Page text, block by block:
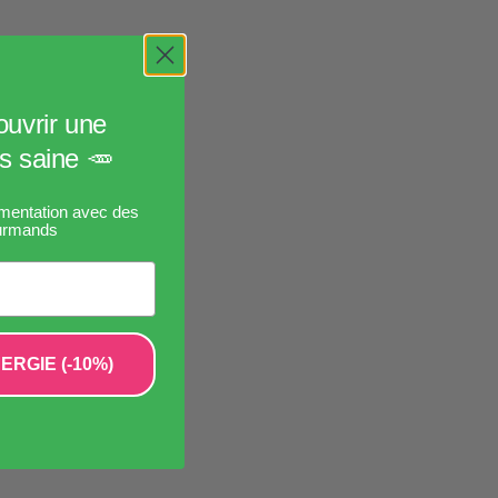
une
saine 🥕
avec des
(-10%)